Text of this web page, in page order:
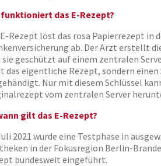
funktioniert das E-Rezept?
E-Rezept löst das rosa Papierrezept in
ab. Der Arzt erstellt
geschützt auf einem zentralen
das eigentliche Rezept, sondern
Nur mit diesem Schlüssel
vom zentralen Server
gilt das E-Rezept?
2021 wurde eine Testphase in
in der Fokusregion Berlin-
bundesweit eingeführt.